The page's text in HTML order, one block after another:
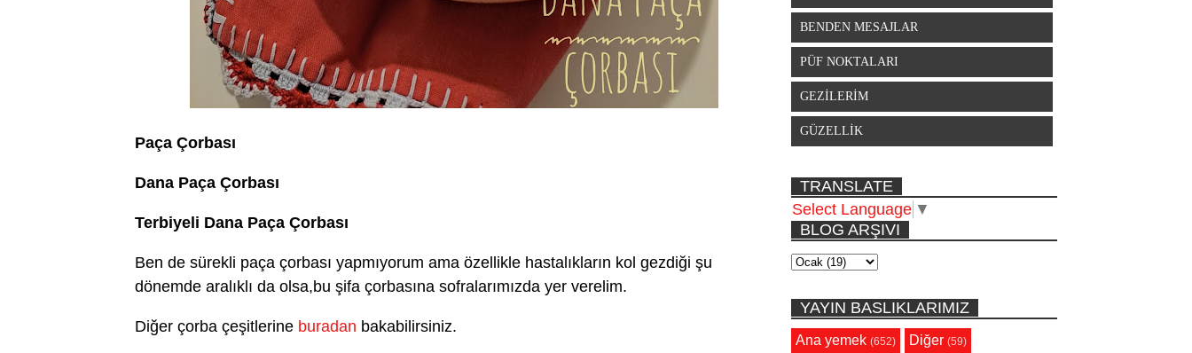
Paça Çorbası
Dana Paça Çorbası
Terbiyeli Dana Paça Çorbası
Ben de sürekli paça çorbası yapmıyorum ama özellikle hastalıkların kol gezdiği şu
dönemde aralıklı da olsa,bu şifa çorbasına sofralarımızda yer verelim.
Diğer çorba çeşitlerine buradan bakabilirsiniz.
BENDEN MESAJLAR
PÜF NOKTALARI
GEZİLERİM
GÜZELLİK
TRANSLATE
Select Language ▼
BLOG ARŞIVI
YAYIN BASLIKLARIMIZ
Ana yemek (652) Diğer (59)